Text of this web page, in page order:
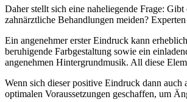
Daher stellt sich eine naheliegende Frage:
zahnärztliche Behandlungen meiden?
Ein angenehmer erster Eindruck kann
beruhigende Farbgestaltung sowie ein
angenehmen Hintergrundmusik. All diese
Wenn sich dieser positive Eindruck dann
optimalen Voraussetzungen geschaffen, um